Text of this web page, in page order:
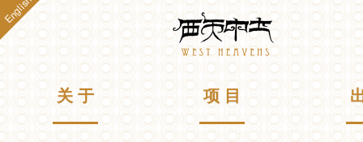
跳
转
到
主
要
内
容
Westheavens
English
主菜单 关 于 项 目